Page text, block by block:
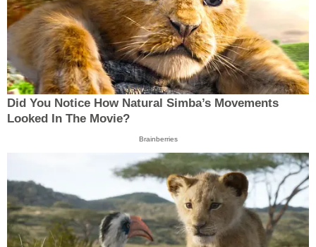
Did You Notice How Natural Simba’s Movements
Looked In The Movie?
Brainberries